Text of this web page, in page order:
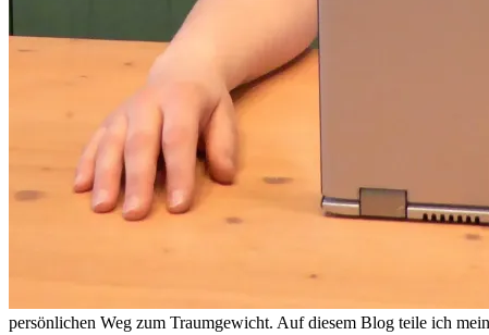
persönlichen Weg zum Traumgewicht. Auf diesem Blog teile ich